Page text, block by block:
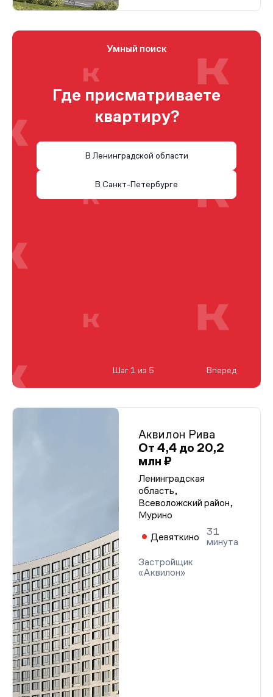
Аквилон Рива
От 4,4 до 20,2
млн ₽
Ленинградская
область,
Всеволожский район,
Мурино
Девяткино
31
минута
Застройщик
«Аквилон»
Умный поиск
Где присматриваете
квартиру?
В Ленинградской области
В Санкт-Петербурге
Шаг 1 из 5 Вперед